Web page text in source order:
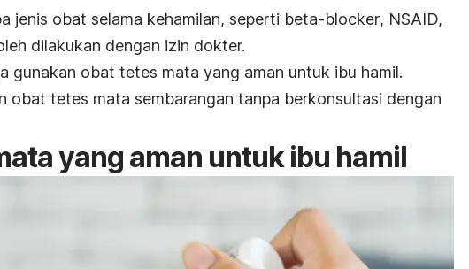
jenis obat selama kehamilan, seperti beta-blocker, NSAID,
dilakukan dengan izin dokter.
gunakan obat tetes mata yang aman untuk ibu hamil.
obat tetes mata sembarangan tanpa berkonsultasi dengan
yang aman untuk ibu hamil